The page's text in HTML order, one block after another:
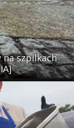
na szpilkach